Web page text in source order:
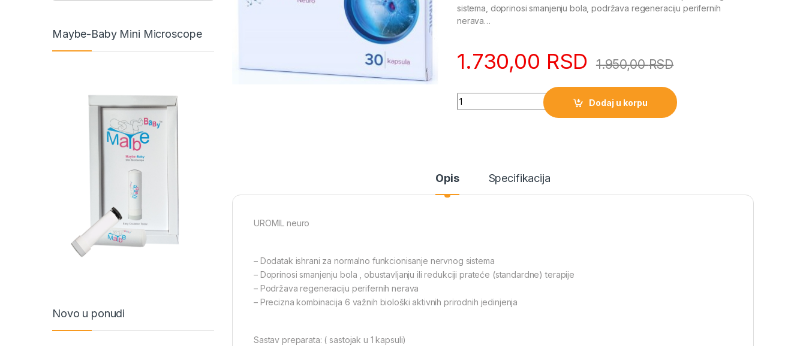
sistema, doprinosi smanjenju bola, podržava regeneraciju perifernih
nerava…
1.730,00 RSD 1.950,00RSD
Quantity
Dodaj u korpu
Opis Specifikacija
UROMIL neuro
– Dodatak ishrani za normalno funkcionisanje nervnog sistema
– Doprinosi smanjenju bola , obustavljanju ili redukciji prateće (standardne) terapije
– Podržava regeneraciju perifernih nerava
– Precizna kombinacija 6 važnih biološki aktivnih prirodnih jedinjenja
Sastav preparata: ( sastojak u 1 kapsuli)
Maybe-Baby Mini Microscope
Novo u ponudi